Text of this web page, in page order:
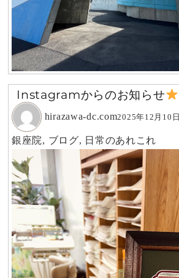
Instagramからのお知らせ
hirazawa-dc.com2025年12月10日
銀座院, ブログ, 日常のあれこれ